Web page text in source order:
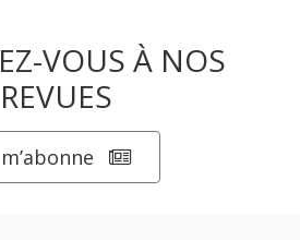
VOUS À NOS
REVUES
m’abonne